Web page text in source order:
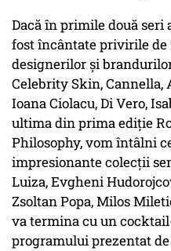
Dacă în primile două
fost încântate privirile de
designerilor și
Celebrity Skin, Cannella,
Ioana Ciolacu, Di Vero,
ultima din prima ediție
Philosophy, vom întâlni
impresionante colecții
Luiza, Evgheni
Zsoltan Popa, Milos
va termina cu un
programului prezentat